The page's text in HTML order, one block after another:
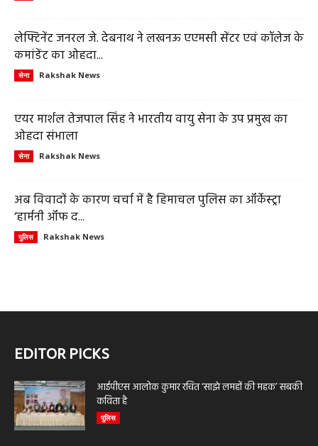
लेफ्टिनेंट जनरल जे. देबनाथ ने लखनऊ एएमसी सेंटर एवं कॉलेज के
कमांडेंट का ओहदा...
सेना Rakshak News
एयर मार्शल तेजपाल सिंह ने भारतीय वायु सेना के उप प्रमुख का
ओहदा संभाला
सेना Rakshak News
अब विवादों के कारण चर्चा में है हिमाचल पुलिस का ऑर्केस्ट्रा
‘हार्मनी ऑफ द...
पुलिस Rakshak News
EDITOR PICKS
आईपीएस आलोक कुमार रचित ‘साझे लमहों की महक’ सबकी
कविता है
पुलिस